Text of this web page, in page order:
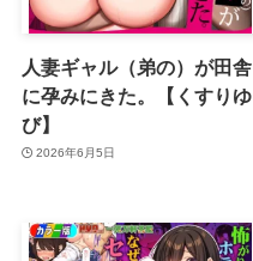
人妻ギャル（弟の）が田舎
に孕みにきた。【くすりゆ
び】
2026年6月5日